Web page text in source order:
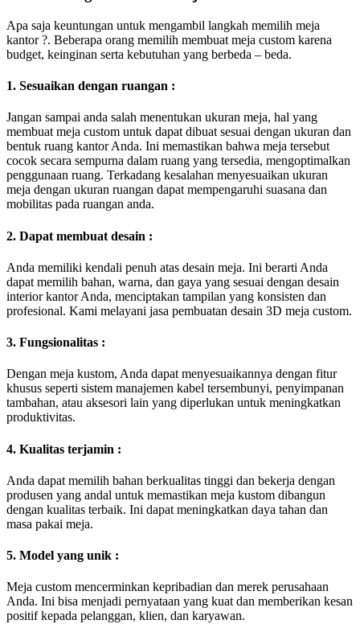
Apa saja keuntungan untuk mengambil langkah memilih meja
kantor ?. Beberapa orang memilih membuat meja custom karena
budget, keinginan serta kebutuhan yang berbeda – beda.
1. Sesuaikan dengan ruangan :
Jangan sampai anda salah menentukan ukuran meja, hal yang
membuat meja custom untuk dapat dibuat sesuai dengan ukuran dan
bentuk ruang kantor Anda. Ini memastikan bahwa meja tersebut
cocok secara sempurna dalam ruang yang tersedia, mengoptimalkan
penggunaan ruang. Terkadang kesalahan menyesuaikan ukuran
meja dengan ukuran ruangan dapat mempengaruhi suasana dan
mobilitas pada ruangan anda.
2. Dapat membuat desain :
Anda memiliki kendali penuh atas desain meja. Ini berarti Anda
dapat memilih bahan, warna, dan gaya yang sesuai dengan desain
interior kantor Anda, menciptakan tampilan yang konsisten dan
profesional. Kami melayani jasa pembuatan desain 3D meja custom.
3. Fungsionalitas :
Dengan meja kustom, Anda dapat menyesuaikannya dengan fitur
khusus seperti sistem manajemen kabel tersembunyi, penyimpanan
tambahan, atau aksesori lain yang diperlukan untuk meningkatkan
produktivitas.
4. Kualitas terjamin :
Anda dapat memilih bahan berkualitas tinggi dan bekerja dengan
produsen yang andal untuk memastikan meja kustom dibangun
dengan kualitas terbaik. Ini dapat meningkatkan daya tahan dan
masa pakai meja.
5. Model yang unik :
Meja custom mencerminkan kepribadian dan merek perusahaan
Anda. Ini bisa menjadi pernyataan yang kuat dan memberikan kesan
positif kepada pelanggan, klien, dan karyawan.